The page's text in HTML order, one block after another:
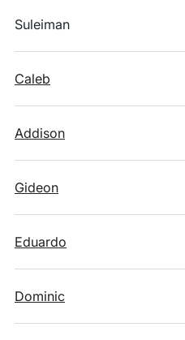
Suleiman
Caleb
Addison
Gideon
Eduardo
Dominic